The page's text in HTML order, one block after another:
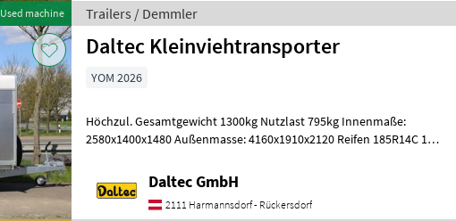
Used machine Trailers / Demmler
Daltec Kleinviehtransporter
YOM 2026
Höchzul. Gesamtgewicht 1300kg Nutzlast 795kg Innenmaße:
2580x1400x1480 Außenmasse: 4160x1910x2120 Reifen 185R14C 1
Daltec GmbH
2111 Harmannsdorf - Rückersdorf